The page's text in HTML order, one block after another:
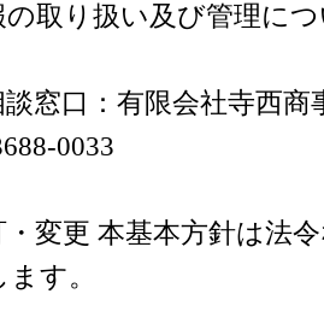
取り扱い及び管理に
窓口：有限会社寺西商
0033
変更 本基本方針は法
す。